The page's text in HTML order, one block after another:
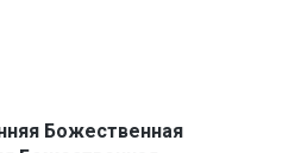
Божественная